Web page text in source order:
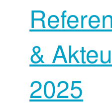
&
2025